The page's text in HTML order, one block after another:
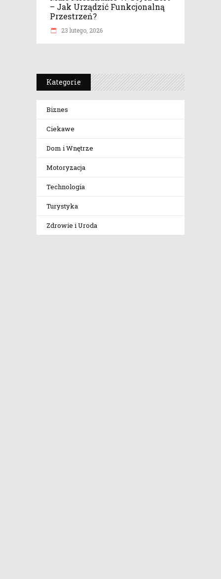
– Jak Urządzić Funkcjonalną
Przestrzeń?
23 lutego, 2026
Kategorie
Biznes
Ciekawe
Dom i Wnętrze
Motoryzacja
Technologia
Turystyka
Zdrowie i Uroda